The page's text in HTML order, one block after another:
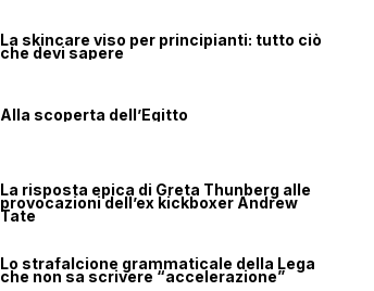
La skincare viso per principianti: tutto ciò
che devi sapere
Alla scoperta dell’Egitto
La risposta epica di Greta Thunberg alle
provocazioni dell’ex kickboxer Andrew
Tate
Lo strafalcione grammaticale della Lega
che non sa scrivere “accelerazione”